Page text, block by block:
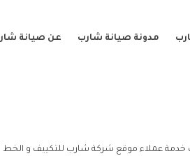
مدونة صيانة شارب عن صيانة
خدمة عملاء موقع شركة شارب للتكييف و